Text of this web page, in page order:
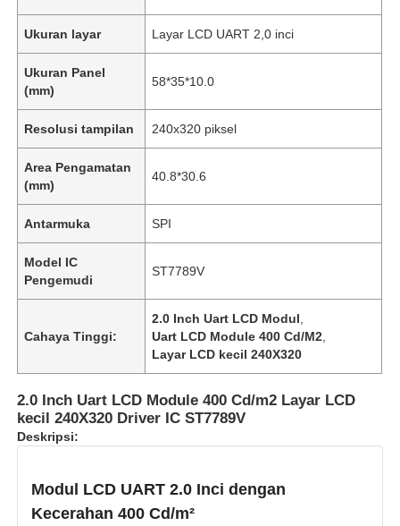
Ukuran layar Layar LCD UART 2,0 inci
Ukuran Panel
(mm)
58*35*10.0
Resolusi tampilan 240x320 piksel
Area Pengamatan
(mm)
40.8*30.6
Antarmuka SPI
Model IC
Pengemudi
ST7789V
Cahaya Tinggi:
2.0 Inch Uart LCD Modul
Uart LCD Module 400 Cd/M2
Layar LCD kecil 240X320
2.0 Inch Uart LCD Module 400 Cd/m2 Layar LCD
kecil 240X320 Driver IC ST7789V
Deskripsi:
Modul LCD UART 2.0 Inci dengan
Kecerahan 400 Cd/m²